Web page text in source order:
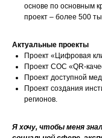
основе по основным
проект – более 500
Актуальные проекты
Проект «Цифровая
Проект СОС «QR-
Проект доступной
Проект создания
регионов.
Я хочу, чтобы меня